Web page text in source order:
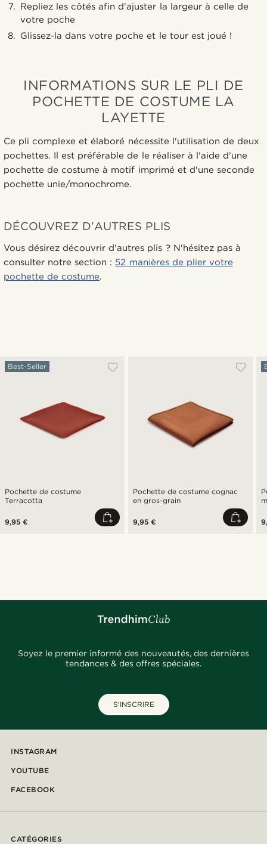
Repliez les côtés afin d'ajuster la largeur à celle de
votre poche
Glissez-la dans votre poche et le tour est joué !
INFORMATIONS SUR LE PLI DE
POCHETTE DE COSTUME LA
LAYETTE
Ce pli complexe et élaboré nécessite l'utilisation de deux
pochettes. Il est préférable de le réaliser à l'aide d'une
pochette de costume à motif imprimé et d'une seconde
pochette unie/monochrome.
DÉCOUVREZ D'AUTRES PLIS
Vous désirez découvrir d'autres plis ? N'hésitez pas à
consulter notre section : 52 manières de plier votre
pochette de costume.
Pochette de costume
Terracotta
Best-Seller
9,95 €
Pochette de costume cognac
en gros-grain
9,95 €
Soyez le premier informé des nouveautés, des dernières
tendances & des offres spéciales.
S'INSCRIRE
INSTAGRAM
YOUTUBE
FACEBOOK
CATÉGORIES